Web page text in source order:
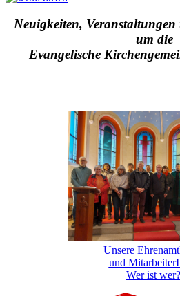
Neuigkeiten,
um die
Evangelische
Unsere
und
Wer ist wer?